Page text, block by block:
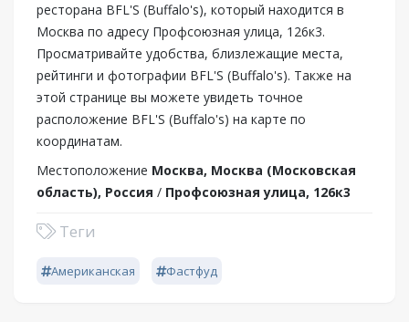
ресторана BFL'S (Buffalo's), который находится в
Москва по адресу Профсоюзная улица, 126к3.
Просматривайте удобства, близлежащие места,
рейтинги и фотографии BFL'S (Buffalo's). Также на
этой странице вы можете увидеть точное
расположение BFL'S (Buffalo's) на карте по
координатам.
Местоположение Москва, Москва (Московская
область), Россия / Профсоюзная улица, 126к3
Теги
Американская Фастфуд